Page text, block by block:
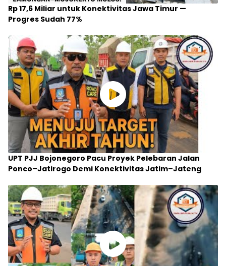
Rp 17,6 Miliar untuk Konektivitas Jawa Timur —
Progres Sudah 77%
UPT PJJ Bojonegoro Pacu Proyek Pelebaran Jalan
Ponco–Jatirogo Demi Konektivitas Jatim–Jateng